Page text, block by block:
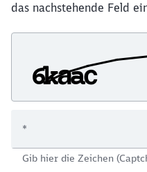
das nachstehende Feld
*
Gib hier die Zeichen
Möchten Sie zu